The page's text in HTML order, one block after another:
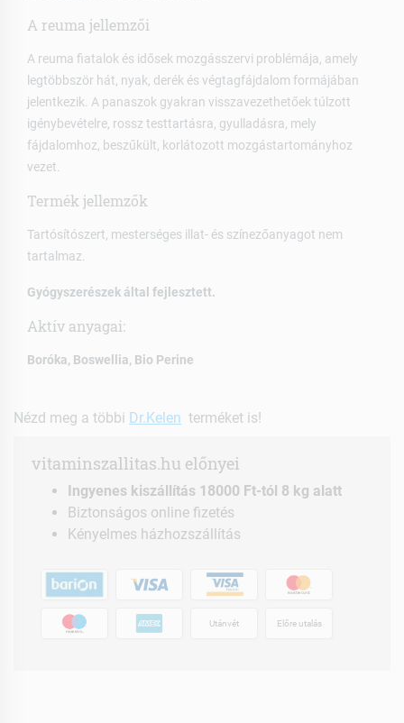
A reuma jellemzői
A reuma fiatalok és idősek mozgásszervi problémája, amely
legtöbbször hát, nyak, derék és végtagfájdalom formájában
jelentkezik. A panaszok gyakran visszavezethetőek túlzott
igénybevételre, rossz testtartásra, gyulladásra, mely
fájdalomhoz, beszűkült, korlátozott mozgástartományhoz
vezet.
Termék jellemzők
Tartósítószert, mesterséges illat- és színezőanyagot nem
tartalmaz.
Gyógyszerészek által fejlesztett.
Aktív anyagai:
Boróka, Boswellia, Bio Perine
Nézd meg a többi Dr.Kelen terméket is!
vitaminszallitas.hu előnyei
Ingyenes kiszállítás 18000 Ft-tól 8 kg alatt
Biztonságos online fizetés
Kényelmes házhozszállítás
Utánvét Előre utalás